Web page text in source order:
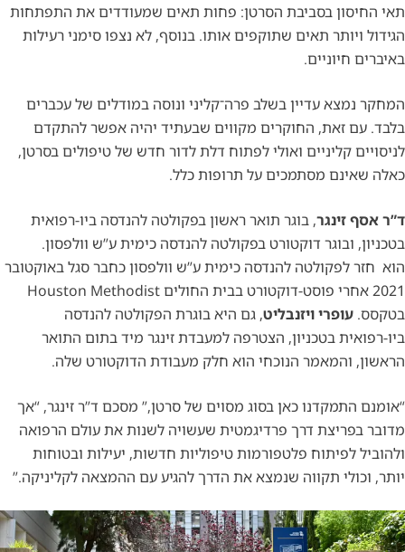
תאי החיסון בסביבת הסרטן: פחות תאים שמעודדים את התפתחות
הגידול ויותר תאים שתוקפים אותו. בנוסף, לא נצפו סימני רעילות
באיברים חיוניים.
המחקר נמצא עדיין בשלב פרה־קליני ונוסה במודלים של עכברים
בלבד. עם זאת, החוקרים מקווים שבעתיד יהיה אפשר להתקדם
לניסויים קליניים ואולי לפתוח דלת לדור חדש של טיפולים בסרטן,
כאלה שאינם מסתמכים על תרופות כלל.
ד”ר אסף זינגר, בוגר תואר ראשון בפקולטה להנדסה ביו-רפואית
בטכניון, ובוגר דוקטורט בפקולטה להנדסה כימית ע”ש וולפסון.
2021 אחרי פוסט-דוקטורט בבית החולים Houston Methodist
בטקסס. עופרי ויזנבליט, גם היא בוגרת הפקולטה להנדסה
ביו-רפואית בטכניון, הצטרפה למעבדת זינגר מיד בתום התואר
הראשון, והמאמר הנוכחי הוא חלק מעבודת הדוקטורט שלה.
“אומנם התמקדנו כאן בסוג מסוים של סרטן,” מסכם ד”ר זינגר, “אך
מדובר בפריצת דרך פרדיגמטית שעשויה לשנות את עולם הרפואה
ולהוביל לפיתוח פלטפורמות טיפוליות חדשות, יעילות ובטוחות
יותר, וכולי תקווה שנמצא את הדרך להגיע עם ההמצאה לקליניקה.”